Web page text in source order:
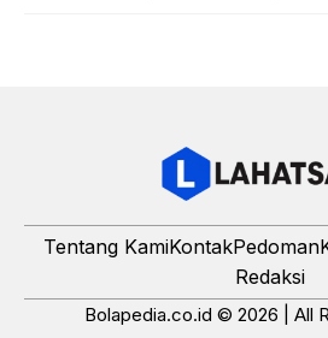
Tentang KamiKontakPedoman
Redaksi
Bolapedia.co.id © 2026 | All